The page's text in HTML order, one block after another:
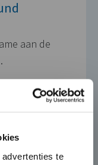
te
aan de
×